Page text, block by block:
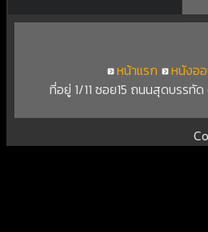
หน้าแรก หนังอ
ที่อยู่ 1/11 ซอย15 ถนนสุดบรรทั